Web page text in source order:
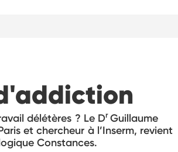
délétères ? Le Dr Guillaume
et chercheur à l’Inserm, revient
Constances.